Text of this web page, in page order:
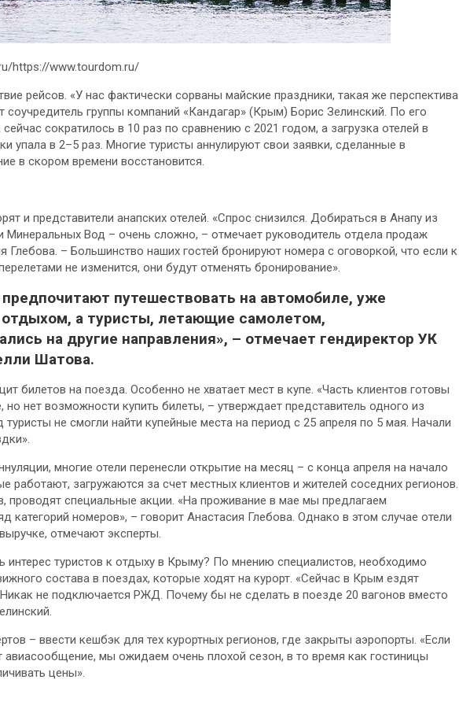
https://www.tourdom.ru/
рейсов. «У нас фактически сорваны майские праздники, такая же перспектива
соучредитель группы компаний «Кандагар» (Крым) Борис Зелинский. По его
сократилось в 10 раз по сравнению с 2021 годом, а загрузка отелей в
упала в 2–5 раз. Многие туристы аннулируют свои заявки, сделанные в
в скором времени восстановится.
и представители анапских отелей. «Спрос снизился. Добираться в Анапу из
Минеральных Вод – очень сложно, – отмечает руководитель отдела продаж
Глебова. – Большинство наших гостей бронируют номера с оговоркой, что если к
не изменится, они будут отменять бронирование».
путешествовать на автомобиле, уже
а туристы, летающие самолетом,
на другие направления», – отмечает гендиректор УК
Шатова.
билетов на поезда. Особенно не хватает мест в купе. «Часть клиентов готовы
нет возможности купить билеты, – утверждает представитель одного из
не смогли найти купейные места на период с 25 апреля по 5 мая. Начали
многие отели перенесли открытие на месяц – с конца апреля на начало
работают, загружаются за счет местных клиентов и жителей соседних регионов.
проводят специальные акции. «На проживание в мае мы предлагаем
категорий номеров», – говорит Анастасия Глебова. Однако в этом случае отели
отмечают эксперты.
интерес туристов к отдыху в Крыму? По мнению специалистов, необходимо
состава в поездах, которые ходят на курорт. «Сейчас в Крым ездят
не подключается РЖД. Почему бы не сделать в поезде 20 вагонов вместо
– ввести кешбэк для тех курортных регионов, где закрыты аэропорты. «Если
авиасообщение, мы ожидаем очень плохой сезон, в то время как гостиницы
цены».